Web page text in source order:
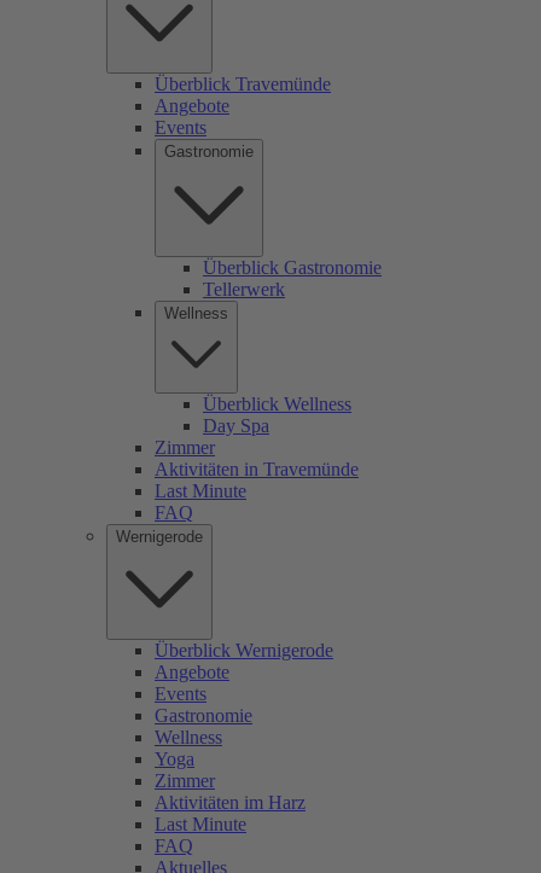
Überblick Travemünde
Angebote
Events
Gastronomie
Überblick Gastronomie
Tellerwerk
Wellness
Überblick Wellness
Day Spa
Zimmer
Aktivitäten in Travemünde
Last Minute
FAQ
Wernigerode
Überblick Wernigerode
Angebote
Events
Gastronomie
Wellness
Yoga
Zimmer
Aktivitäten im Harz
Last Minute
FAQ
Aktuelles